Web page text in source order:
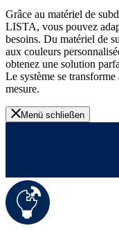
Grâce au matériel de
LISTA, vous pouvez
besoins. Du matériel de
aux couleurs
obtenez une solution
Le système se
mesure.
Menü schließen